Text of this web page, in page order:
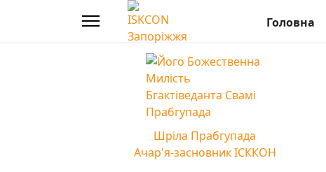
Головна
Шріла Прабгупада
Ачар'я-засновник ІСККОН